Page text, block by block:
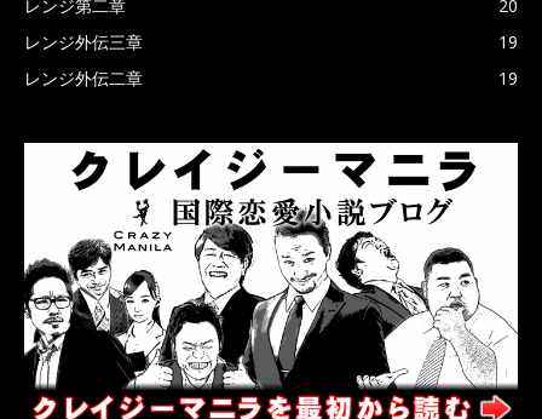
レンジ第二章
20
レンジ外伝三章
19
レンジ外伝二章
19